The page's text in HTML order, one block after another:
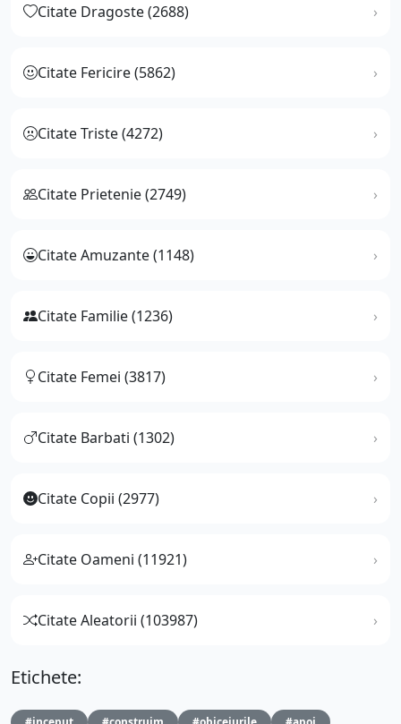
Citate Dragoste (2688)
Citate Fericire (5862)
Citate Triste (4272)
Citate Prietenie (2749)
Citate Amuzante (1148)
Citate Familie (1236)
Citate Femei (3817)
Citate Barbati (1302)
Citate Copii (2977)
Citate Oameni (11921)
Citate Aleatorii (103987)
Etichete: